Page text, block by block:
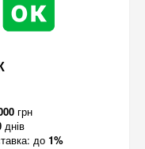
грн
днів
до 1%